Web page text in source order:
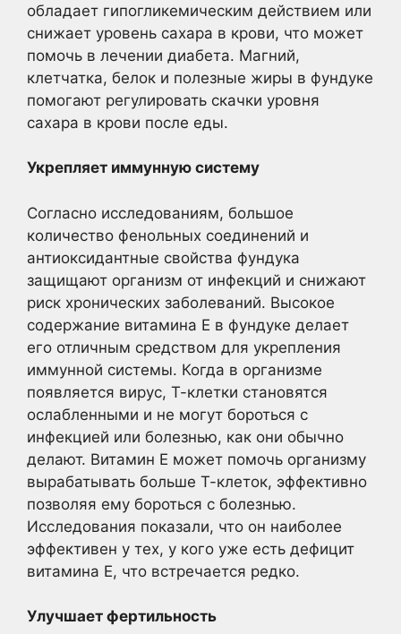
обладает гипогликемическим действием или
снижает уровень сахара в крови, что может
помочь в лечении диабета. Магний,
клетчатка, белок и полезные жиры в фундуке
помогают регулировать скачки уровня
сахара в крови после еды.
Укрепляет иммунную систему
Согласно исследованиям, большое
количество фенольных соединений и
антиоксидантные свойства фундука
защищают организм от инфекций и снижают
риск хронических заболеваний. Высокое
содержание витамина Е в фундуке делает
его отличным средством для укрепления
иммунной системы. Когда в организме
появляется вирус, Т-клетки становятся
ослабленными и не могут бороться с
инфекцией или болезнью, как они обычно
делают. Витамин Е может помочь организму
вырабатывать больше Т-клеток, эффективно
позволяя ему бороться с болезнью.
Исследования показали, что он наиболее
эффективен у тех, у кого уже есть дефицит
витамина Е, что встречается редко.
Улучшает фертильность